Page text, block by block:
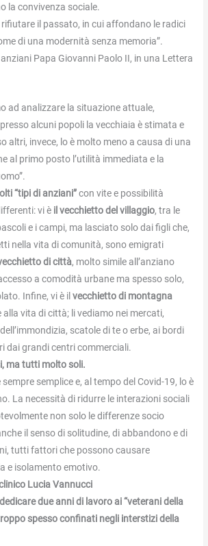
la convivenza sociale.
rifiutare il passato, in cui affondano le radici
di una modernità senza memoria”.
Papa Giovanni Paolo II, in una Lettera
ad analizzare la situazione attuale,
alcuni popoli la vecchiaia è stimata e
altri, invece, lo è molto meno a causa di una
al primo posto l’utilità immediata e la
“tipi di anziani”con vite e possibilità
vi è il vecchietto del villaggio, tra le
e i campi, ma lasciato solo dai figli che,
nella vita di comunità, sono emigrati
di città, molto simile all’anziano
a comodità urbane ma spesso solo,
Infine, vi è ilvecchietto di montagna
vita di città; li vediamo nei mercati,
scatole di te o erbe, ai bordi
dai grandi centri commerciali.
ma tutti molto soli.
semplice e, al tempo del Covid-19, lo è
La necessità di ridurre le interazioni sociali
non solo le differenze socio
il senso di solitudine, di abbandono e di
tutti fattori che possono causare
e isolamento emotivo.
Lucia Vannucci
due anni di lavoroai “veterani della
spesso confinati negli interstizi della